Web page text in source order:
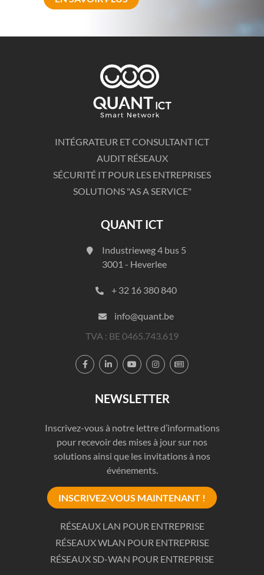
INTÉGRATEUR ET CONSULTANT ICT
AUDIT RÉSEAUX
SÉCURITÉ IT POUR LES ENTREPRISES
SOLUTIONS "AS A SERVICE"
QUANT ICT
Industrieweg 4 bus 5
3001 - Heverlee
+ 32 16 380 840
info@quant.be
TVA : BE 0465.743.619
    
NEWSLETTER
Inscrivez-vous à notre lettre d’informations
pour recevoir des mises à jour sur nos
solutions ainsi que les invitations à nos
événements.
INSCRIVEZ-VOUS MAINTENANT !
RÉSEAUX LAN POUR ENTREPRISE
RÉSEAUX WLAN POUR ENTREPRISE
RÉSEAUX SD-WAN POUR ENTREPRISE